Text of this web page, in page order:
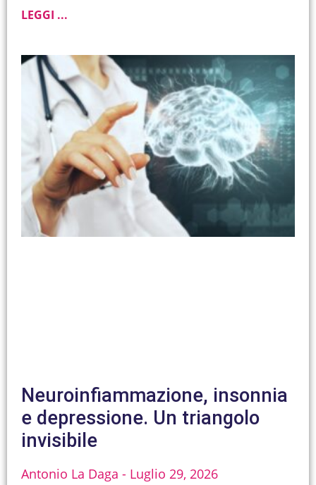
LEGGI ...
Neuroinfiammazione, insonnia
e depressione. Un triangolo
invisibile
Antonio La Daga Luglio 29, 2026